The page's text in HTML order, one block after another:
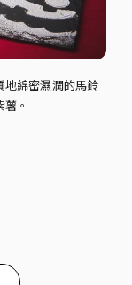
地綿密濕潤的馬鈴
。